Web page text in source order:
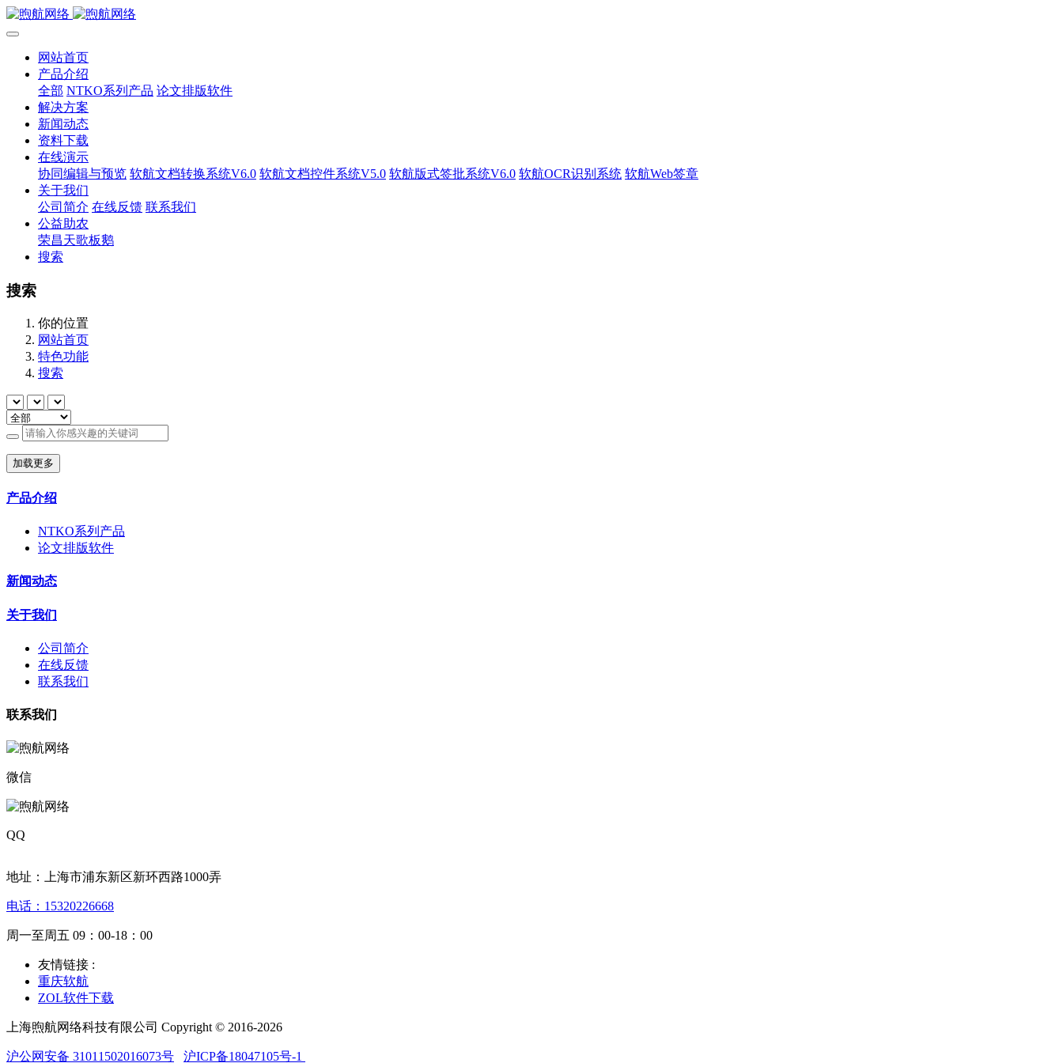
网站首页
产品介绍
全部 NTKO系列产品 论文排版软件
解决方案
新闻动态
资料下载
在线演示
协同编辑与预览 软航文档转换系统V6.0 软航文档控件系统V5.0 软航版式签批系统V6.0 软航OCR识别系统 软航Web签章
关于我们
公司简介 在线反馈 联系我们
公益助农
荣昌天歌板鹅
搜索
搜索
你的位置
网站首页
特色功能
搜索
加载更多
产品介绍
NTKO系列产品
论文排版软件
新闻动态
关于我们
公司简介
在线反馈
联系我们
联系我们
微信
QQ
地址：上海市浦东新区新环西路1000弄
电话：15320226668
周一至周五 09：00-18：00
友情链接 :
重庆软航
ZOL软件下载
上海煦航网络科技有限公司 Copyright © 2016-2026
沪公网安备 31011502016073号 沪ICP备18047105号-1